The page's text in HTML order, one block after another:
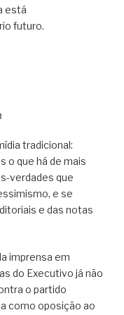
está
futuro.
tradicional:
o que há de mais
verdades que
e se
e das notas
imprensa em
do Executivo já não
o partido
como oposição ao